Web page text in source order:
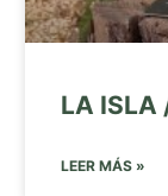
LA ISLA
LEER MÁS »